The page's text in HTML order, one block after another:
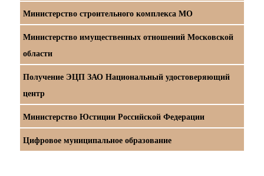
Министерство строительного комплекса МО
Министерство имущественных отношений Московской
области
Получение ЭЦП ЗАО Национальный удостоверяющий
центр
Министерство Юстиции Российской Федерации
Цифровое муниципальное образование